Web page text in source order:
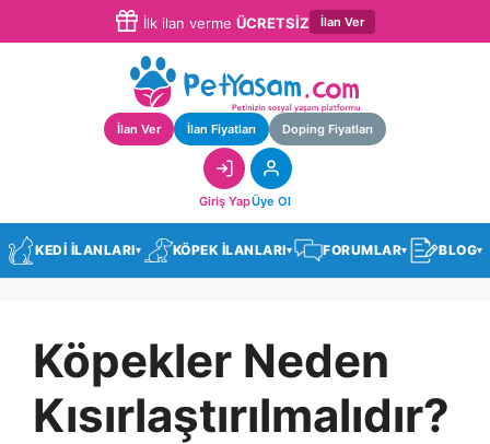
İlk ilan verme ÜCRETSİZ İlan Ver
İlan Ver İlan Fiyatları Doping Fiyatları
Giriş YapÜye Ol
KEDİ İLANLARI▾ KÖPEK İLANLARI▾ FORUMLAR▾ BLOG▾
Köpekler Neden
Kısırlaştırılmalıdır?